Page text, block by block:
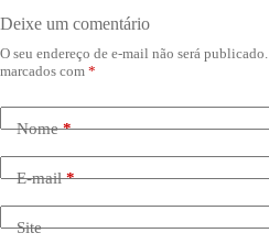
Deixe um comentário
O seu endereço de e-mail não será publicado.
marcados com *
Nome*
E-mail*
Site